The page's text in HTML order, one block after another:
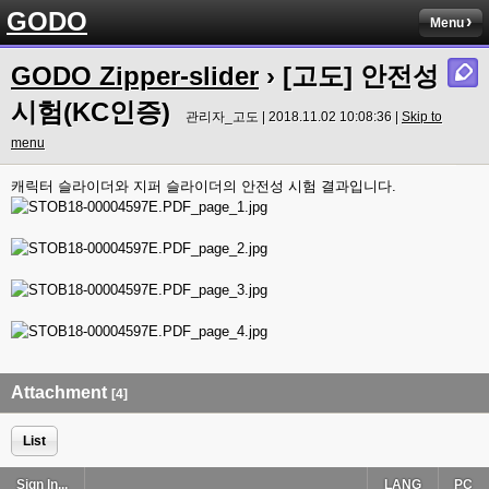
GODO Menu
GODO Zipper-slider› [고도] 안전성
시험(KC인증)
관리자_고도 | 2018.11.02 10:08:36 | Skip to
menu
캐릭터 슬라이더와 지퍼 슬라이더의 안전성 시험 결과입니다.
Attachment [4]
List
Sign In... PC
LANG